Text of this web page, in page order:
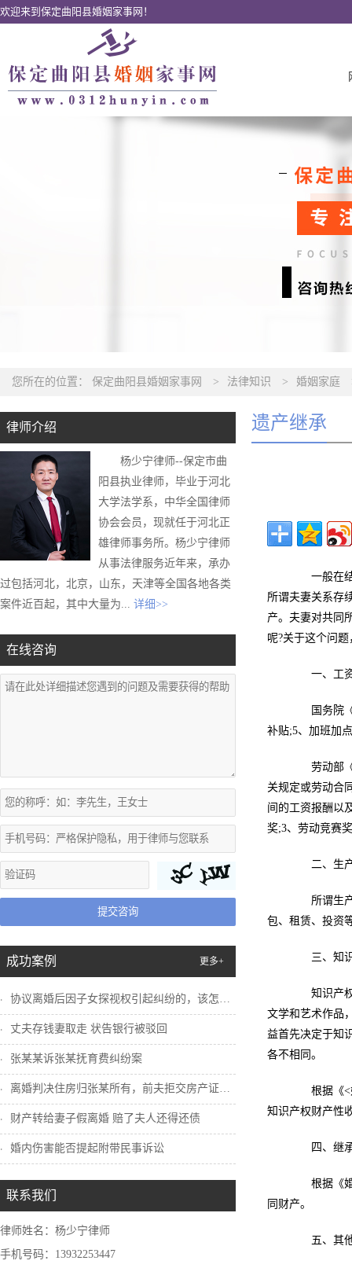
欢迎来到保定曲阳县婚姻家事网！
您所在的位置： 保定曲阳县婚姻家事网 > 法律知识 > 婚姻家庭
律师介绍
杨少宁律师--保定市曲
阳县执业律师，毕业于河北
大学法学系，中华全国律师
协会会员，现就任于河北正
雄律师事务所。杨少宁律师
从事法律服务近年来，承办
过包括河北，北京，山东，天津等全国各地各类
案件近百起，其中大量为... 详细>>
在线咨询
提交咨询
成功案例 更多+
协议离婚后因子女探视权引起纠纷的，该怎么...
丈夫存钱妻取走 状告银行被驳回
张某某诉张某抚育费纠纷案
离婚判决住房归张某所有，前夫拒交房产证怎...
财产转给妻子假离婚 赔了夫人还得还债
婚内伤害能否提起附带民事诉讼
联系我们
律师姓名：杨少宁律师
手机号码：13932253447
遗产继承
一般在结
所谓夫妻关系存
产。夫妻对共同
呢?关于这个问
一、工资
国务院《
补贴;5、加班加
劳动部《
关规定或劳动合
间的工资报酬以
奖;3、劳动竞赛
二、生产
所谓生产
包、租赁、投资
三、知识
知识产权
文学和艺术作品
益首先决定于知
各不相同。
根据《<婚
知识产权财产性
四、继承
根据《婚
同财产。
五、其他